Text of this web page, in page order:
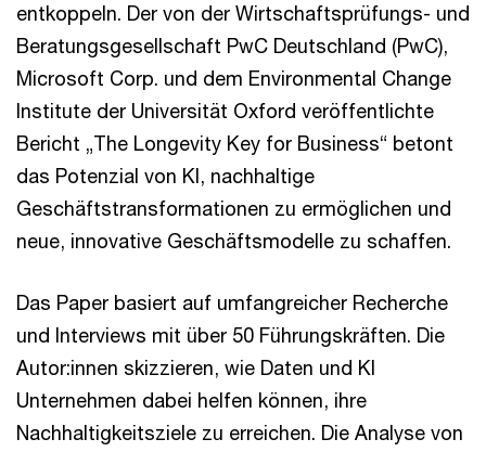
entkoppeln. Der von der Wirtschaftsprüfungs- und
Beratungsgesellschaft PwC Deutschland (PwC),
Microsoft Corp. und dem Environmental Change
Institute der Universität Oxford veröffentlichte
Bericht „The Longevity Key for Business“ betont
das Potenzial von KI, nachhaltige
Geschäftstransformationen zu ermöglichen und
neue, innovative Geschäftsmodelle zu schaffen.
Das Paper basiert auf umfangreicher Recherche
und Interviews mit über 50 Führungskräften. Die
Autor:innen skizzieren, wie Daten und KI
Unternehmen dabei helfen können, ihre
Nachhaltigkeitsziele zu erreichen. Die Analyse von